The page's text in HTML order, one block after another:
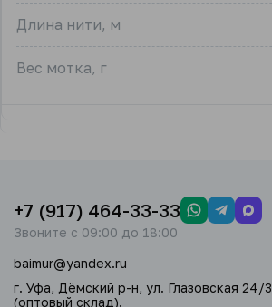
Длина нити, м
Вес мотка, г
+7 (917) 464-33-33
Звоните с 09:00 до 18:00
baimur@yandex.ru
г. Уфа, Дёмский р-н, ул. Глазовская 24/3
(оптовый склад).